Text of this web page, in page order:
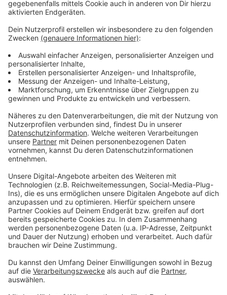
Anzeige
Anzeige
Betroffen waren heute Morgen auch Linien der
aus Gerresheim konnten jeweils rund eine Stunde nicht
fahren.
Anzeige
Weitere Infos und Links zum Thema:
Anzeige
Auf der Grafenberger Allee hat es im Sommer schon
Einen ähnlichen Unfall gab es dort auch schon am